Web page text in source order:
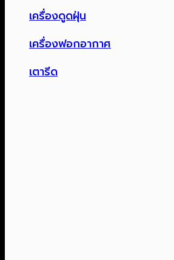
เครื่องดูดฝุ่น
เครื่องฟอกอากาศ
เตารีด